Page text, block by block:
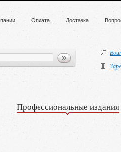
Оплата Доставка
Профессиональные издания